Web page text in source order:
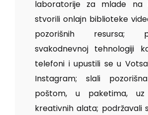
laboratorije za mlade
stvorili onlajn biblioteke
pozorišnih resursa;
svakodnevnoj tehnologiji
telefoni i upustili se u
Instagram; slali
poštom, u paketima, uz
kreativnih alata; podržavali